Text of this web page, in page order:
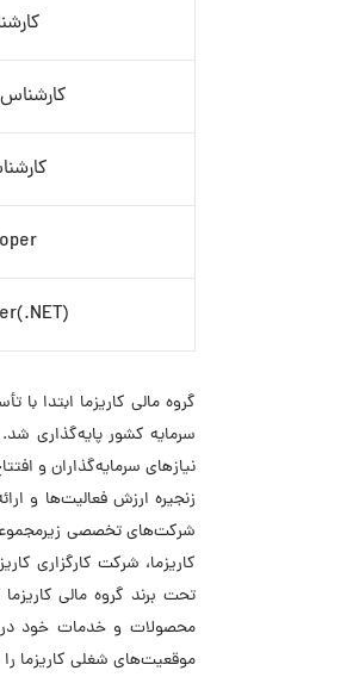
(Senior Back-End Developer(.NET
سرمایه کشور پایه‌گذاری
نیازهای سرمایه‌گذاران و
شرکت‌های تخصصی زیرمجموعه
کاریزما، شرکت کارگزاری
تحت برند گروه مالی
محصولات و خدمات خود در
موقعیت‌های شغلی کاریزما